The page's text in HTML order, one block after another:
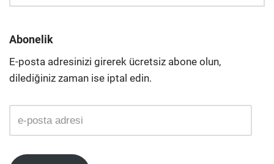
Abonelik
E-posta adresinizi girerek ücretsiz abone olun,
dilediğiniz zaman ise iptal edin.